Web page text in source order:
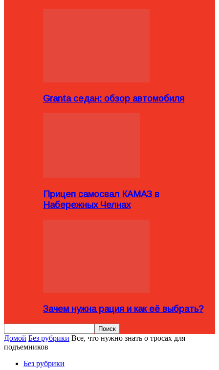
Granta седан: обзор автомобиля
Прицеп самосвал КАМАЗ в
Набережных Челнах
Зачем нужна рация и как её выбрать?
Домой Без рубрики Все, что нужно знать о тросах для
подъемников
Без рубрики